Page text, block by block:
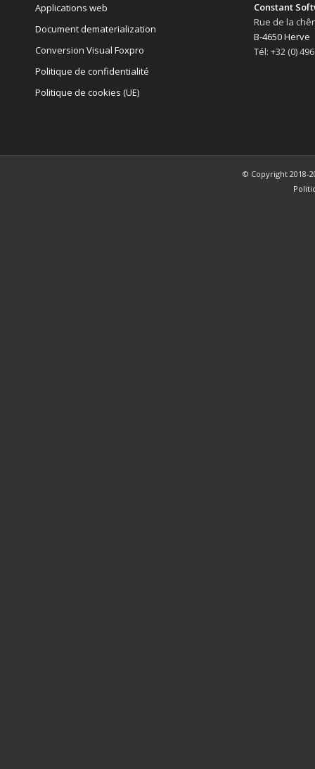
Applications web
Document dematerialization
Conversion Visual Foxpro
Politique de confidentialité
Politique de cookies (UE)
Constant
Rue de la
B-4650 Herve
Tél: +32 (0)
© Copyright 2018-